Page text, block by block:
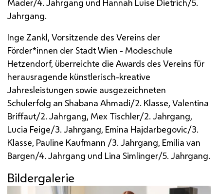
Jahrgang.
Inge Zankl, Vorsitzende des Vereins der
Förder*innen der Stadt Wien - Modeschule
Hetzendorf, überreichte die Awards des Vereins für
herausragende künstlerisch-kreative
Jahresleistungen sowie ausgezeichneten
Schulerfolg an Shabana Ahmadi/2. Klasse, Valentina
Briffaut/2. Jahrgang, Mex Tischler/2. Jahrgang,
Lucia Feige/3. Jahrgang, Emina Hajdarbegovic/3.
Klasse, Pauline Kaufmann /3. Jahrgang, Emilia van
Bargen/4. Jahrgang und Lina Simlinger/5. Jahrgang.
Bildergalerie